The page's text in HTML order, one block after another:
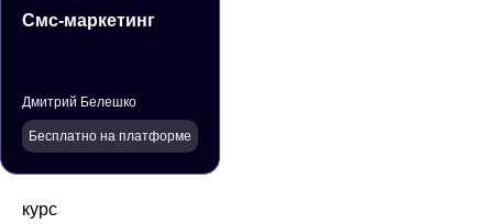
Смс-маркетинг
Бесплатно на платформе
Дмитрий Белешко
курс